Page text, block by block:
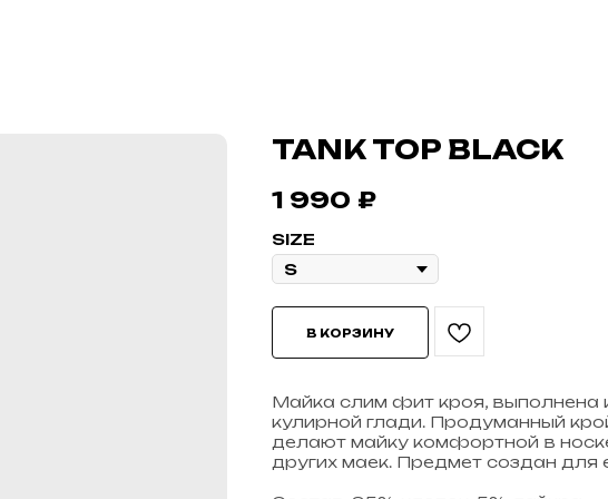
TANK TOP BLACK
1 990 ₽
SIZE
В КОРЗИНУ
Майка слим фит кроя, выполнена
кулирной глади. Продуманный
делают майку комфортной в
других маек. Предмет создан для